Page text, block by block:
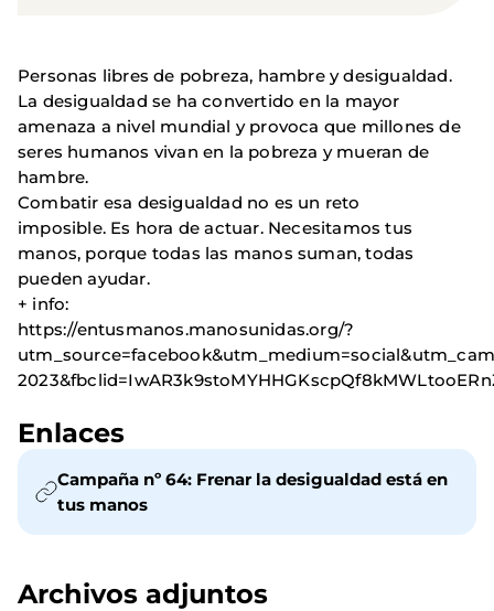
Personas libres de pobreza, hambre y desigualdad.
La desigualdad se ha convertido en la mayor
amenaza a nivel mundial y provoca que millones de
seres humanos vivan en la pobreza y mueran de
hambre.
Combatir esa desigualdad no es un reto
imposible. Es hora de actuar. Necesitamos tus
manos, porque todas las manos suman, todas
pueden ayudar.
+ info:
https://entusmanos.manosunidas.org/?
Enlaces
Campaña nº 64: Frenar la desigualdad está en
tus manos
Archivos adjuntos